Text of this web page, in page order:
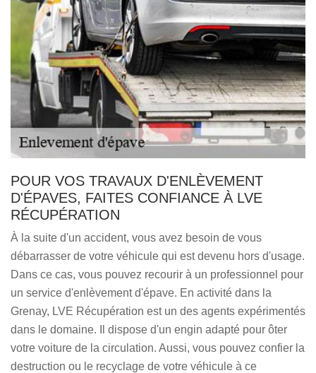
POUR VOS TRAVAUX D'ENLÈVEMENT
D'ÉPAVES, FAITES CONFIANCE À LVE
RÉCUPÉRATION
À la suite d'un accident, vous avez besoin de vous
débarrasser de votre véhicule qui est devenu hors d'usage.
Dans ce cas, vous pouvez recourir à un professionnel pour
un service d'enlèvement d'épave. En activité dans la
Grenay, LVE Récupération est un des agents expérimentés
dans le domaine. Il dispose d'un engin adapté pour ôter
votre voiture de la circulation. Aussi, vous pouvez confier la
destruction ou le recyclage de votre véhicule à ce